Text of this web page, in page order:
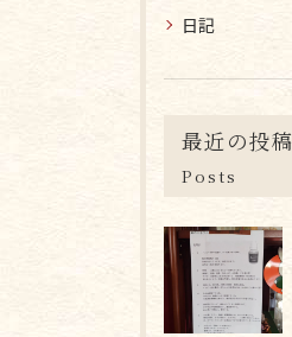
日記
最近の投稿
Posts